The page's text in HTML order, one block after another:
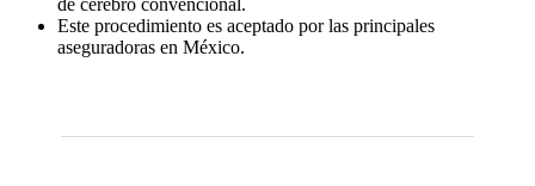
Este procedimiento es aceptado por las principales
aseguradoras en México.